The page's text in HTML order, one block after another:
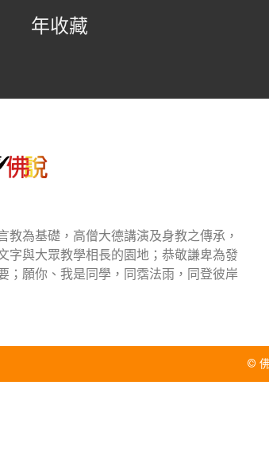
年收藏
教為基礎，高僧大德講演及身教之傳承，
字與大眾教學相長的園地；恭敬謙卑為發
；願你、我是同學，同霑法雨，同登彼岸
©